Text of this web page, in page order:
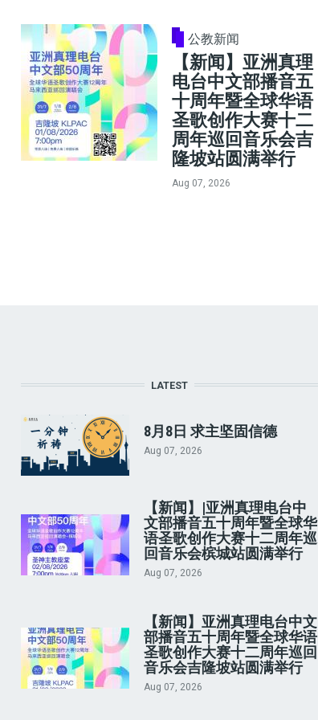
公教新闻
【新闻】亚洲真理
电台中文部播音五
十周年暨全球华语
圣歌创作大赛十二
周年巡回音乐会吉
隆坡站圆满举行
Aug 07, 2026
LATEST
8月8日 求主坚固信德
Aug 07, 2026
【新闻】|亚洲真理电台中
文部播音五十周年暨全球华
语圣歌创作大赛十二周年巡
回音乐会槟城站圆满举行
Aug 07, 2026
【新闻】亚洲真理电台中文
部播音五十周年暨全球华语
圣歌创作大赛十二周年巡回
音乐会吉隆坡站圆满举行
Aug 07, 2026